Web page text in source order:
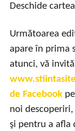
Deschide cartea
Următoarea
apare în prima
atunci, vă
de Facebook
noi
şi pentru a afla